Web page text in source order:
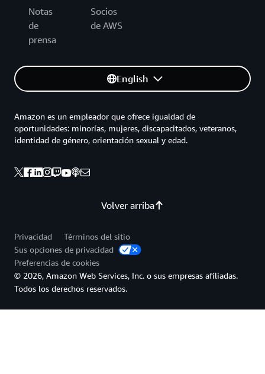
Notas
de
prensa
Socios
de AWS
English
Volver arriba
Amazon es un empleador que ofrece igualdad de
oportunidades: minorías, mujeres, discapacitados, veteranos,
identidad de género, orientación sexual y edad.
Privacidad
Términos del sitio
Sus opciones de privacidad
Preferencias de cookies
© 2026, Amazon Web Services, Inc. o sus empresas afiliadas.
Todos los derechos reservados.